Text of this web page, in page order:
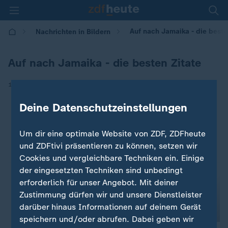
Nachrichten in Bildern Auf nach Jamaika - die
Auf nach Jamaika - die besten Zitate
15.11.2017 | 10:30
Deine Datenschutzeinstellungen
Um dir eine optimale Website von ZDF, ZDFheute
und ZDFtivi präsentieren zu können, setzen wir
Cookies und vergleichbare Techniken ein. Einige
der eingesetzten Techniken sind unbedingt
erforderlich für unser Angebot. Mit deiner
Zustimmung dürfen wir und unsere Dienstleister
darüber hinaus Informationen auf deinem Gerät
speichern und/oder abrufen. Dabei geben wir